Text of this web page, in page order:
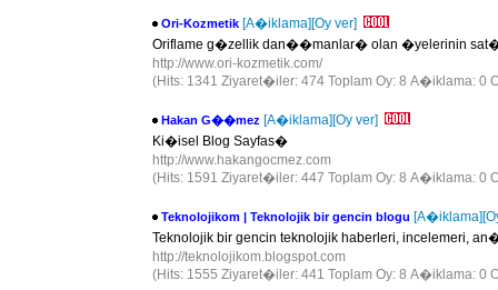
Ori-Kozmetik [A�iklama][Oy ver]
Oriflame g�zellik dan��manlar� olan �yelerinin
http://www.ori-kozmetik.com/
(Hits: 1341 Ziyaret�iler: 474 Toplam Oy: 8 A�iklama: 0
Hakan G��mez [A�iklama][Oy ver]
Ki�isel Blog Sayfas�
http://www.hakangocmez.com
(Hits: 1591 Ziyaret�iler: 447 Toplam Oy: 8 A�iklama: 0
Teknolojikom | Teknolojik bir gencin blogu [A�iklama]
Teknolojik bir gencin teknolojik haberleri, incelemeri,
http://teknolojikom.blogspot.com
(Hits: 1555 Ziyaret�iler: 441 Toplam Oy: 8 A�iklama: 0